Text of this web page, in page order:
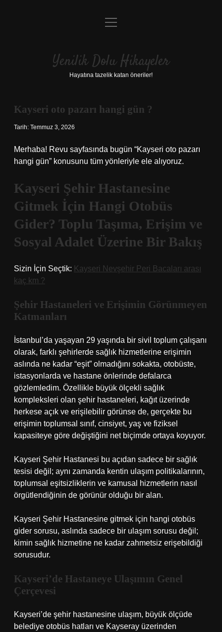
Anasayfa
Yasal Uyarı
menüyü
Yenilik Dolu Hikayeler
Hayatına tazelik katan öneriler!
Kayseri oto pazarı hangi gün ?
Tarih: Temmuz 3, 2026
Merhaba! Revu sayfasında bugün “Kayseri oto pazarı
hangi gün” konusunu tüm yönleriyle ele alıyoruz.
Kayseri Şehir Hastanesine
Gitmek İçin Hangi Otobüs
Gider? Toplu Taşıma, Erişim ve
Sosyal Adalet Üzerine Bir Bakış
Sizin İçin Seçtik: Kayseri Nevşehir Peri Bacaları arası
kaç km ?
Şehir Hastaneleri ve Erişimin Görünmeyen
Katmanları
İstanbul’da yaşayan 29 yaşında bir sivil toplum çalışanı
olarak, farklı şehirlerde sağlık hizmetlerine erişimin
aslında ne kadar “eşit” olmadığını sokakta, otobüste,
istasyonlarda ve hastane önlerinde defalarca
gözlemledim. Özellikle büyük ölçekli sağlık
kompleksleri olan şehir hastaneleri, kağıt üzerinde
herkese açık ve erişilebilir görünse de, gerçekte bu
erişimin toplumsal sınıf, cinsiyet, yaş ve fiziksel
kapasiteye göre değiştiğini net biçimde ortaya koyuyor.
Kayseri Şehir Hastanesi bu açıdan sadece bir sağlık
tesisi değil; aynı zamanda kentin ulaşım politikalarının,
toplumsal eşitsizliklerin ve kamusal hizmetlerin nasıl
örgütlendiğinin de görünür olduğu bir alan.
Kayseri Şehir Hastanesine gitmek için hangi otobüs
gider sorusu, aslında sadece bir ulaşım sorusu değil;
kimin sağlık hizmetine ne kadar zahmetsiz erişebildiği
sorusudur.
Kayseri’de Hastaneye Ulaşımın Genel
Çerçevesi
Kayseri’de şehir hastanesine ulaşım, büyük ölçüde
belediye otobüs hatları ve Kayseray üzerinden